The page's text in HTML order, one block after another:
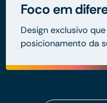
Foco em
Design exclusivo
posicionamento da